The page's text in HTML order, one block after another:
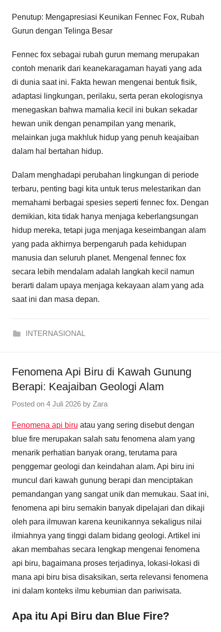
Penutup: Mengapresiasi Keunikan Fennec Fox, Rubah
Gurun dengan Telinga Besar
Fennec fox sebagai rubah gurun memang merupakan
contoh menarik dari keanekaragaman hayati yang ada
di dunia saat ini. Fakta hewan mengenai bentuk fisik,
adaptasi lingkungan, perilaku, serta peran ekologisnya
menegaskan bahwa mamalia kecil ini bukan sekadar
hewan unik dengan penampilan yang menarik,
melainkan juga makhluk hidup yang penuh keajaiban
dalam hal bertahan hidup.
Dalam menghadapi perubahan lingkungan di periode
terbaru, penting bagi kita untuk terus melestarikan dan
memahami berbagai spesies seperti fennec fox. Dengan
demikian, kita tidak hanya menjaga keberlangsungan
hidup mereka, tetapi juga menjaga keseimbangan alam
yang pada akhirnya berpengaruh pada kehidupan
manusia dan seluruh planet. Mengenal fennec fox
secara lebih mendalam adalah langkah kecil namun
berarti dalam upaya menjaga kekayaan alam yang ada
saat ini dan masa depan.
INTERNASIONAL
Fenomena Api Biru di Kawah Gunung
Berapi: Keajaiban Geologi Alam
Posted on 4 Juli 2026 by Zara
Fenomena api biru atau yang sering disebut dengan
blue fire merupakan salah satu fenomena alam yang
menarik perhatian banyak orang, terutama para
penggemar geologi dan keindahan alam. Api biru ini
muncul dari kawah gunung berapi dan menciptakan
pemandangan yang sangat unik dan memukau. Saat ini,
fenomena api biru semakin banyak dipelajari dan dikaji
oleh para ilmuwan karena keunikannya sekaligus nilai
ilmiahnya yang tinggi dalam bidang geologi. Artikel ini
akan membahas secara lengkap mengenai fenomena
api biru, bagaimana proses terjadinya, lokasi-lokasi di
mana api biru bisa disaksikan, serta relevansi fenomena
ini dalam konteks ilmu kebumian dan pariwisata.
Apa itu Api Biru dan Blue Fire?